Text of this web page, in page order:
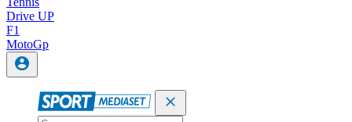
Drive UP
F1
MotoGp